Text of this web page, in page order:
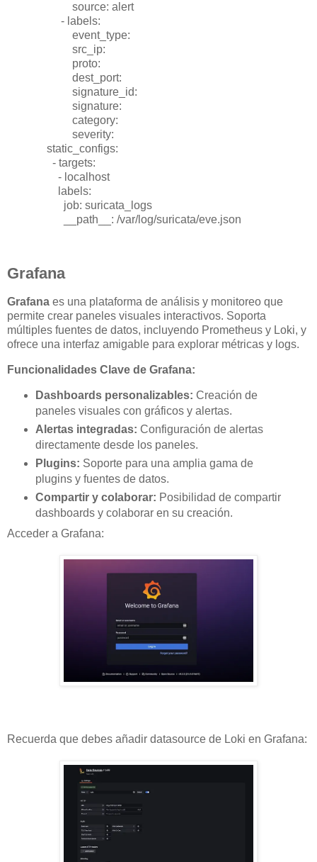
source: alert
- labels:
event_type:
src_ip:
proto:
dest_port:
signature_id:
signature:
category:
severity:
static_configs:
- targets:
- localhost
labels:
job: suricata_logs
__path__: /var/log/suricata/eve.json
Grafana
Grafana es una plataforma de análisis y monitoreo que
permite crear paneles visuales interactivos. Soporta
múltiples fuentes de datos, incluyendo Prometheus y Loki, y
ofrece una interfaz amigable para explorar métricas y logs.
Funcionalidades Clave de Grafana:
Dashboards personalizables: Creación de
paneles visuales con gráficos y alertas.
Alertas integradas: Configuración de alertas
directamente desde los paneles.
Plugins: Soporte para una amplia gama de
plugins y fuentes de datos.
Compartir y colaborar: Posibilidad de compartir
dashboards y colaborar en su creación.
Acceder a Grafana:
Recuerda que debes añadir datasource de Loki en Grafana: